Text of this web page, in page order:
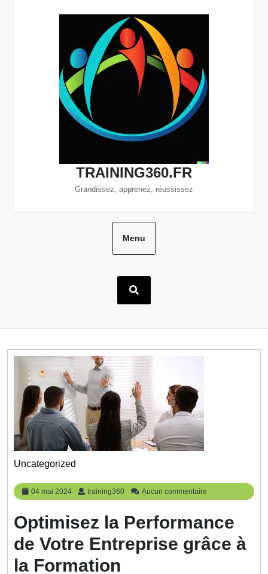
TRAINING360.FR
Grandissez, apprenez, réussissez
Menu
Uncategorized
04 mai 2024
04
mai
training360 training360
Aucun commentaire
Optimisez la Performance
de Votre Entreprise grâce à
la Formation